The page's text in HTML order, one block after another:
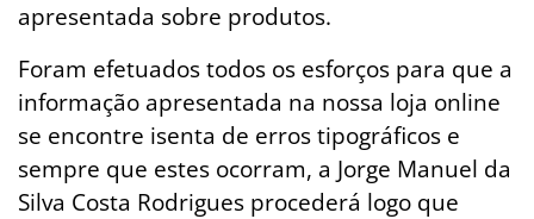
apresentada sobre produtos.
Foram efetuados todos os esforços para que a
informação apresentada na nossa loja online
se encontre isenta de erros tipográficos e
sempre que estes ocorram, a Jorge Manuel da
Silva Costa Rodrigues procederá logo que